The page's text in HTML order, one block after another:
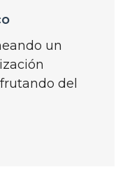
un
del